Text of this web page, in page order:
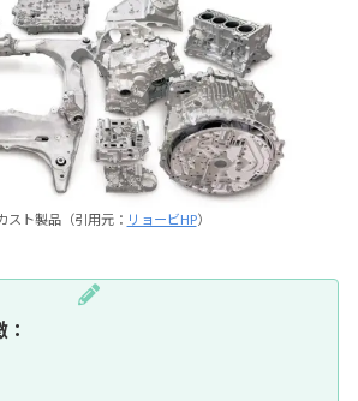
スト製品（引用元： リョービHP）